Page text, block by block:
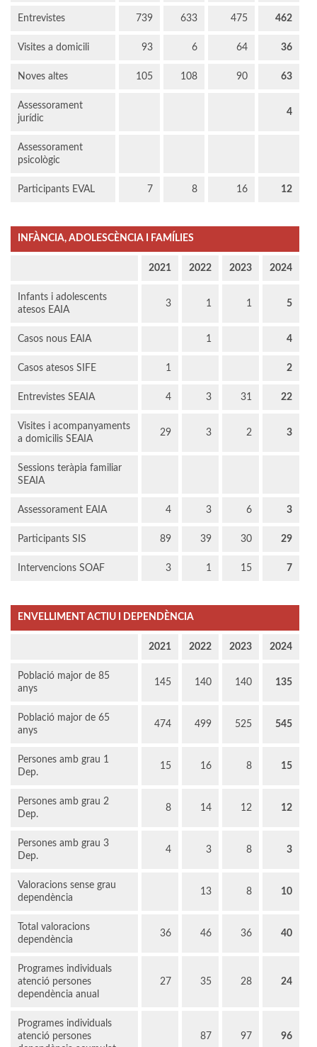
Entrevistes 739 633 475 462
Visites a domicili 93 6 64 36
Noves altes 105 108 90 63
Assessorament
jurídic
4
Assessorament
psicològic
Participants EVAL 7 8 16 12
INFÀNCIA, ADOLESCÈNCIA I FAMÍLIES
2021 2022 2023 2024
Infants i adolescents
atesos EAIA
3 1 1 5
Casos nous EAIA 1 4
Casos atesos SIFE 1 2
Entrevistes SEAIA 4 3 31 22
Visites i acompanyaments
a domicilis SEAIA
29 3 2 3
Sessions teràpia familiar
SEAIA
Assessorament EAIA 4 3 6 3
Participants SIS 89 39 30 29
Intervencions SOAF 3 1 15 7
ENVELLIMENT ACTIU I DEPENDÈNCIA
2021 2022 2023 2024
Població major de 85
anys
145 140 140 135
Població major de 65
anys
474 499 525 545
Persones amb grau 1
Dep.
15 16 8 15
Persones amb grau 2
Dep.
8 14 12 12
Persones amb grau 3
Dep.
4 3 8 3
Valoracions sense grau
dependència
13 8 10
Total valoracions
dependència
36 46 36 40
Programes individuals
atenció persones
dependència anual
27 35 28 24
Programes individuals
atenció persones
87 97 96